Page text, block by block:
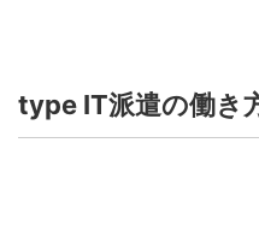
type IT派遣の働き